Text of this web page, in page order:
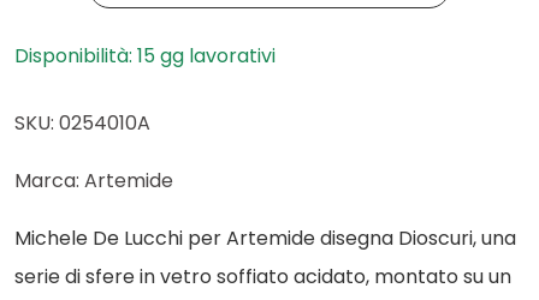
Disponibilità: 15 gg lavorativi
SKU: 0254010A
Marca: Artemide
Michele De Lucchi per Artemide disegna Dioscuri, una
serie di sfere in vetro soffiato acidato, montato su un